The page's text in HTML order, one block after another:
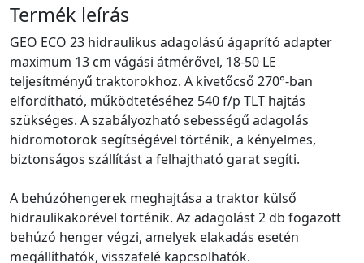
Termék leírás
GEO ECO 23 hidraulikus adagolású ágaprító adapter
maximum 13 cm vágási átmérővel, 18-50 LE
teljesítményű traktorokhoz. A kivetőcső 270°-ban
elfordítható, működtetéséhez 540 f/p TLT hajtás
szükséges. A szabályozható sebességű adagolás
hidromotorok segítségével történik, a kényelmes,
biztonságos szállítást a felhajtható garat segíti.
A behúzóhengerek meghajtása a traktor külső
hidraulikakörével történik. Az adagolást 2 db fogazott
behúzó henger végzi, amelyek elakadás esetén
megállíthatók, visszafelé kapcsolhatók.